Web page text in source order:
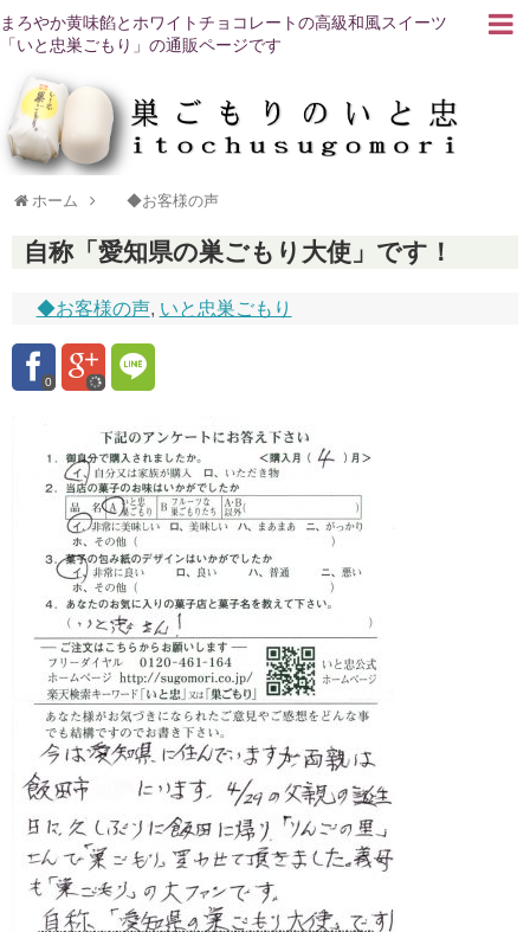
まろやか黄味餡とホワイトチョコレートの高級和風スイーツ
「いと忠巣ごもり」の通販ページです
ホーム ◆お客様の声
自称「愛知県の巣ごもり大使」です！
◆お客様の声, いと忠巣ごもり
0